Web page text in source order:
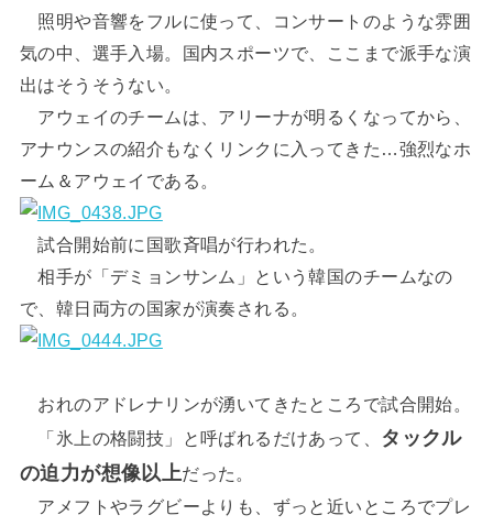
照明や音響をフルに使って、コンサートのような雰囲
気の中、選手入場。国内スポーツで、ここまで派手な演
出はそうそうない。
アウェイのチームは、アリーナが明るくなってから、
アナウンスの紹介もなくリンクに入ってきた…強烈なホ
ーム＆アウェイである。
試合開始前に国歌斉唱が行われた。
相手が「デミョンサンム」という韓国のチームなの
で、韓日両方の国家が演奏される。
おれのアドレナリンが湧いてきたところで試合開始。
「氷上の格闘技」と呼ばれるだけあって、
タックル
の迫力が想像以上だった。
アメフトやラグビーよりも、ずっと近いところでプレ